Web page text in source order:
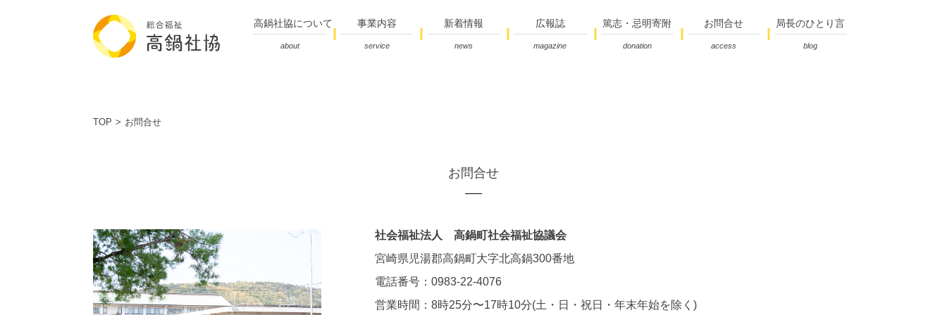
高鍋社協について
about
事業内容
service
新着情報
news
広報誌
magazine
篤志・忌明寄附
donation
お問合せ
access
局長のひとり言
blog
TOP お問合せ
お問合せ
社会福祉法人 高鍋町社会福祉協議会
宮崎県児湯郡高鍋町大字北高鍋300番地
電話番号：0983-22-4076
営業時間：8時25分〜17時10分(土・日・祝日・年末年始を除く)